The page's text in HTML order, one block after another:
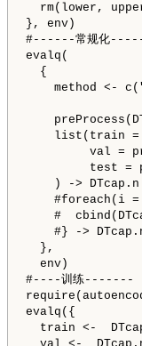
rm(lower,
}, env)
#------常规化
evalq(
{
method <-
#
list(train =
val =
test =
) -> DTcap.n
#foreach(i =
#
#} ->
},
env)
#----训练-------
evalq({
train <-